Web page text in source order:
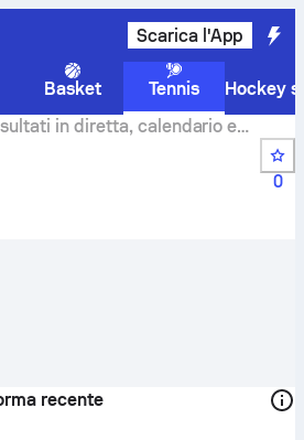
Scarica l'App
Basket Tennis
Hockey
in diretta, calendario e
0
recente